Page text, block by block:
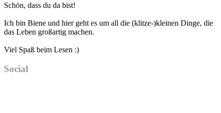
Sidebar
Schön, dass du da bist!
Ich bin Biene und hier geht es um all die (klitze-)kleinen Dinge, die
das Leben großartig machen.
Viel Spaß beim Lesen :)
Social